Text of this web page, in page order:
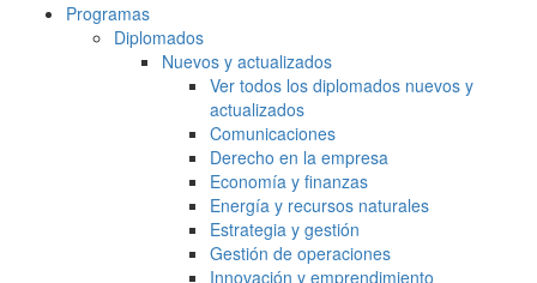
Programas
Diplomados
Nuevos y actualizados
Ver todos los diplomados nuevos y
actualizados
Comunicaciones
Derecho en la empresa
Economía y finanzas
Energía y recursos naturales
Estrategia y gestión
Gestión de operaciones
Innovación y emprendimiento